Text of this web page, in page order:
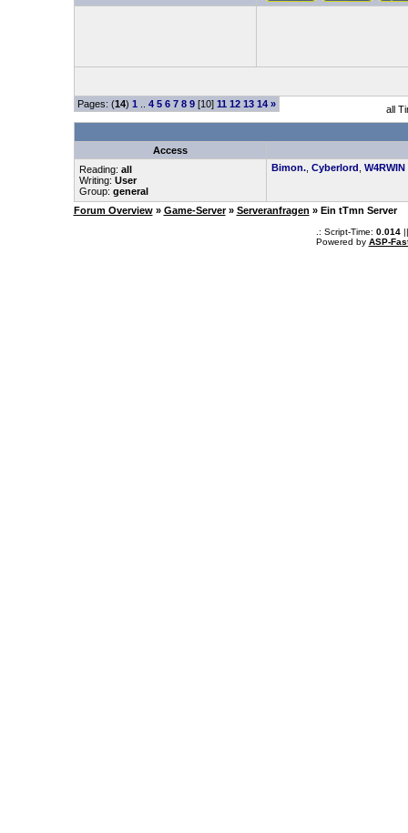
Pages: (14) 1 4 5 6 7 8 9[10] 11 12 13 14 » all
Access
Reading: all
Writing: User
Group: general
Bimon., Cyberlord W4RWIN
Forum Overview » Game-Server » Serveranfragen » Ein tTmn Server
.: Script-Time: 0.014||
Powered by ASP-